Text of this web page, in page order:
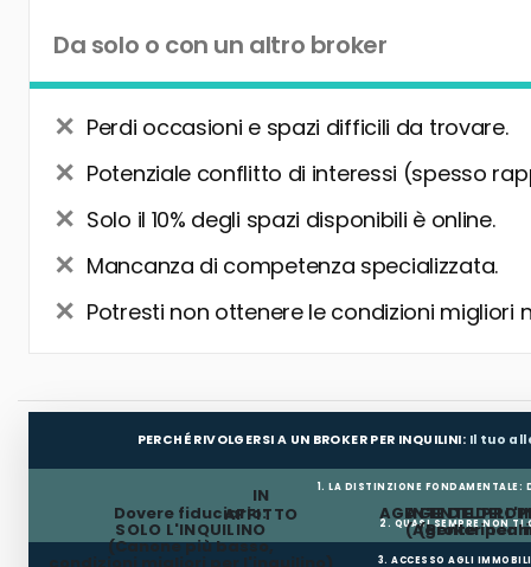
Da solo o con un altro broker
Perdi occasioni e spazi difficili da trovare.
Potenziale conflitto di interessi (spesso
Solo il 10% degli spazi disponibili è online.
Mancanza di competenza specializzata.
Potresti non ottenere le condizioni migliori
PERCHÉ RIVOLGERSI A UN BROKER PER INQUILINI: Il tuo
1. LA DISTINZIONE FONDAMENTALE:
AGENTE DEL
(Agente
IN
AFFITTO
AGENTE
(Broker per
Dovere fiduciario:
SOLO L'INQUILINO
(Canone più basso,
2. QUASI SEMPRE NON TI
3. ACCESSO AGLI